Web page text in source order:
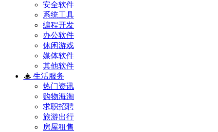
安全软件
系统工具
编程开发
办公软件
休闲游戏
媒体软件
其他软件
生活服务
热门资讯
购物海淘
求职招聘
旅游出行
房屋租售